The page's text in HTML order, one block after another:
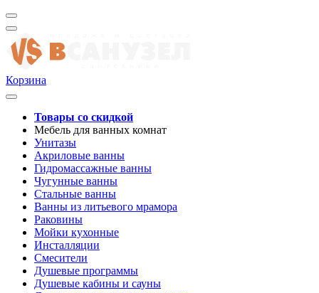
Корзина
Товары со скидкой
Мебель для ванных комнат
Унитазы
Акриловые ванны
Гидромассажные ванны
Чугунные ванны
Стальные ванны
Ванны из литьевого мрамора
Раковины
Мойки кухонные
Инсталляции
Смесители
Душевые программы
Душевые кабины и сауны